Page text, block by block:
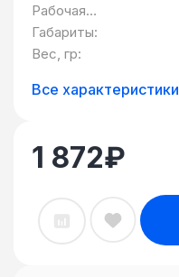
Рабочая
температура °C:
Габариты:
Вес, гр:
Все характеристики
1 872₽